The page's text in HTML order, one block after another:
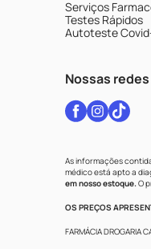
Serviços
Testes Rápidos
Autoteste
Nossas
As informações
médico está apto a
em nosso estoque.O
OS PREÇOS
FARMÁCIA